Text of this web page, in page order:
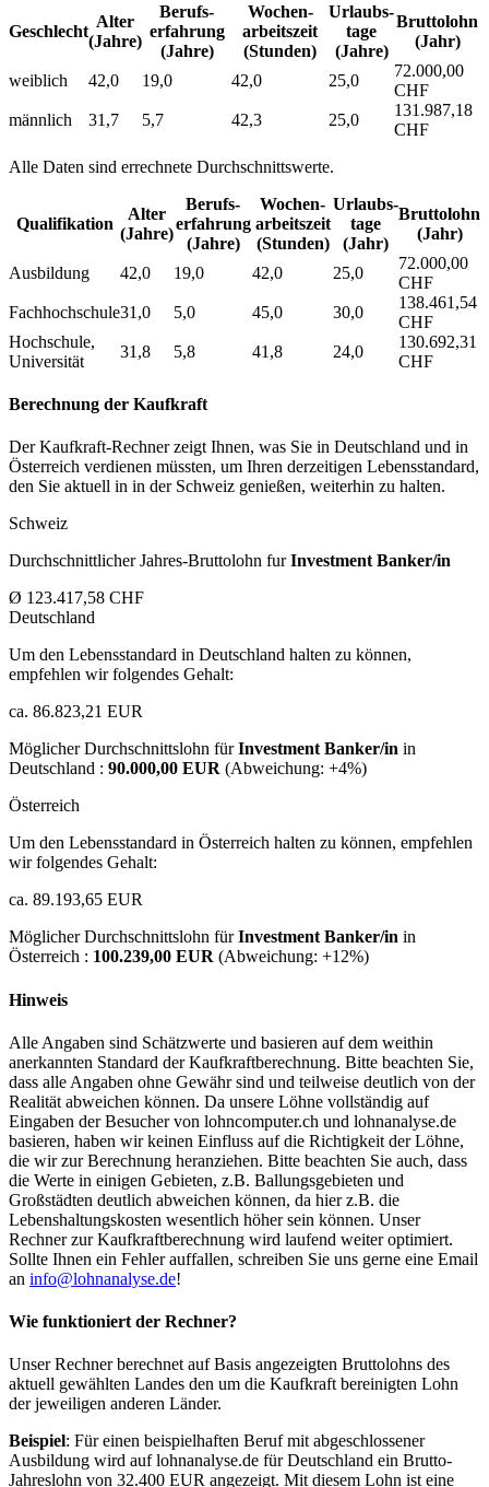
Geschlecht
Alter
(Jahre)
Berufs­
erfahrung
(Jahre)
Wochen­
arbeitszeit
(Stunden)
Urlaubs­
tage
(Jahre)
Bruttolohn
(Jahr)
weiblich 42,0 19,0 42,0 25,0
72.000,00
CHF
männlich
31,7 5,7 42,3 25,0
131.987,18
CHF
Alle Daten sind errechnete Durchschnittswerte.
Qualifikation
Alter
(Jahre)
Berufs­
erfahrung
(Jahre)
Wochen­
arbeitszeit
(Stunden)
Urlaubs­
tage
(Jahr)
Bruttolohn
(Jahr)
Ausbildung 42,0 19,0 42,0 25,0
72.000,00
CHF
Fachhochschule31,0 5,0 45,0 30,0
138.461,54
CHF
Hochschule,
Universität
31,8 5,8 41,8 24,0
130.692,31
CHF
Berechnung der Kaufkraft
Der Kaufkraft-Rechner zeigt Ihnen, was Sie in Deutschland und in
Österreich verdienen müssten, um Ihren derzeitigen Lebensstandard,
den Sie aktuell in in der Schweiz genießen, weiterhin zu halten.
Schweiz
Durchschnittlicher Jahres-Bruttolohn furInvestment Banker/in
Ø 123.417,58 CHF
Deutschland
Um den Lebensstandard in Deutschland halten zu können,
empfehlen wir folgendes Gehalt:
ca. 86.823,21 EUR
Möglicher Durchschnittslohn fürInvestment Banker/in in
Deutschland : 90.000,00 EUR (Abweichung: +4%)
Österreich
Um den Lebensstandard in Österreich halten zu können, empfehlen
wir folgendes Gehalt:
ca. 89.193,65 EUR
Möglicher Durchschnittslohn fürInvestment Banker/in in
Österreich : 100.239,00 EUR (Abweichung: +12%)
Hinweis
Alle Angaben sind Schätzwerte und basieren auf dem weithin
anerkannten Standard der Kaufkraftberechnung. Bitte beachten Sie,
dass alle Angaben ohne Gewähr sind und teilweise deutlich von der
Realität abweichen können. Da unsere Löhne vollständig auf
Eingaben der Besucher von lohncomputer.ch und lohnanalyse.de
basieren, haben wir keinen Einfluss auf die Richtigkeit der Löhne,
die wir zur Berechnung heranziehen. Bitte beachten Sie auch, dass
die Werte in einigen Gebieten, z.B. Ballungsgebieten und
Großstädten deutlich abweichen können, da hier z.B. die
Lebenshaltungskosten wesentlich höher sein können. Unser
Rechner zur Kaufkraftberechnung wird laufend weiter optimiert.
Sollte Ihnen ein Fehler auffallen, schreiben Sie uns gerne eine Email
an info@lohnanalyse.de!
Wie funktioniert der Rechner?
Unser Rechner berechnet auf Basis angezeigten Bruttolohns des
aktuell gewählten Landes den um die Kaufkraft bereinigten Lohn
der jeweiligen anderen Länder.
Beispiel: Für einen beispielhaften Beruf mit abgeschlossener
Ausbildung wird auf lohnanalyse.de für Deutschland ein Brutto-
Jahreslohn von 32.400 EUR angezeigt. Mit diesem Lohn ist eine